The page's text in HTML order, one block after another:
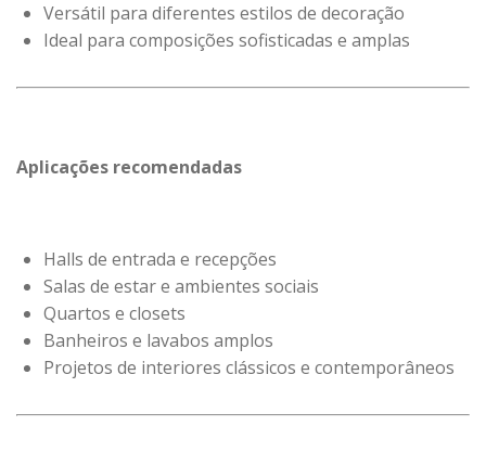
Versátil para diferentes estilos de decoração
Ideal para composições sofisticadas e amplas
Aplicações recomendadas
Halls de entrada e recepções
Salas de estar e ambientes sociais
Quartos e closets
Banheiros e lavabos amplos
Projetos de interiores clássicos e contemporâneos